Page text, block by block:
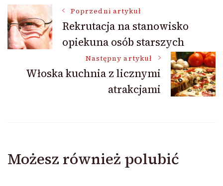
Nawigacja
wpisu
Poprzedni artykuł
Rekrutacja na stanowisko
opiekuna osób starszych
Następny artykuł
Włoska kuchnia z licznymi
atrakcjami
Możesz również polubić